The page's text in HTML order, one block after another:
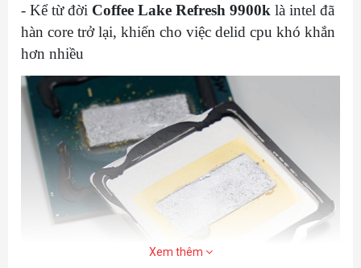
- Kể từ đời Coffee Lake Refresh 9900k là intel đã
hàn core trở lại, khiến cho việc delid cpu khó khắn
hơn nhiều
Xem thêm